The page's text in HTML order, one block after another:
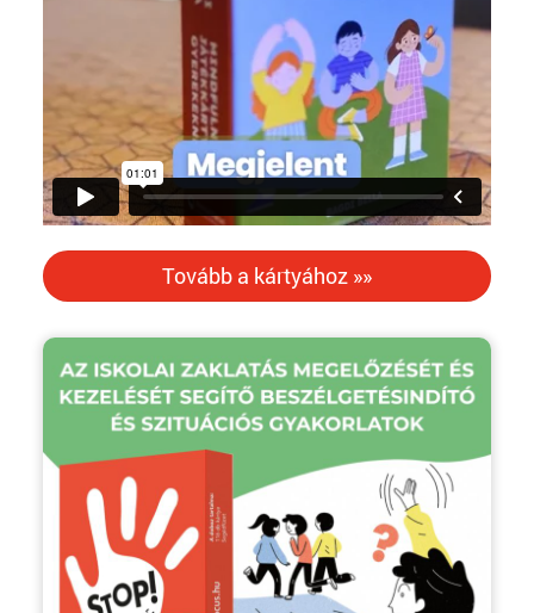
Tovább a kártyához »»